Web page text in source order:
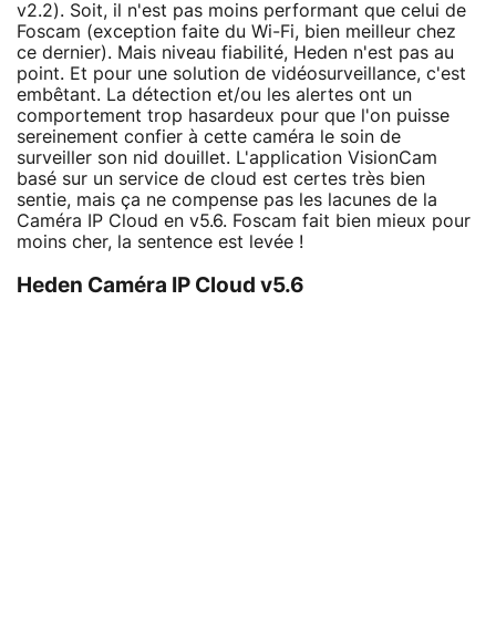
v2.2). Soit, il n'est pas moins performant que celui de
Foscam (exception faite du Wi-Fi, bien meilleur chez
ce dernier). Mais niveau fiabilité, Heden n'est pas au
point. Et pour une solution de vidéosurveillance, c'est
embêtant. La détection et/ou les alertes ont un
comportement trop hasardeux pour que l'on puisse
sereinement confier à cette caméra le soin de
surveiller son nid douillet. L'application VisionCam
basé sur un service de cloud est certes très bien
sentie, mais ça ne compense pas les lacunes de la
Caméra IP Cloud en v5.6. Foscam fait bien mieux pour
moins cher, la sentence est levée !
Heden Caméra IP Cloud v5.6